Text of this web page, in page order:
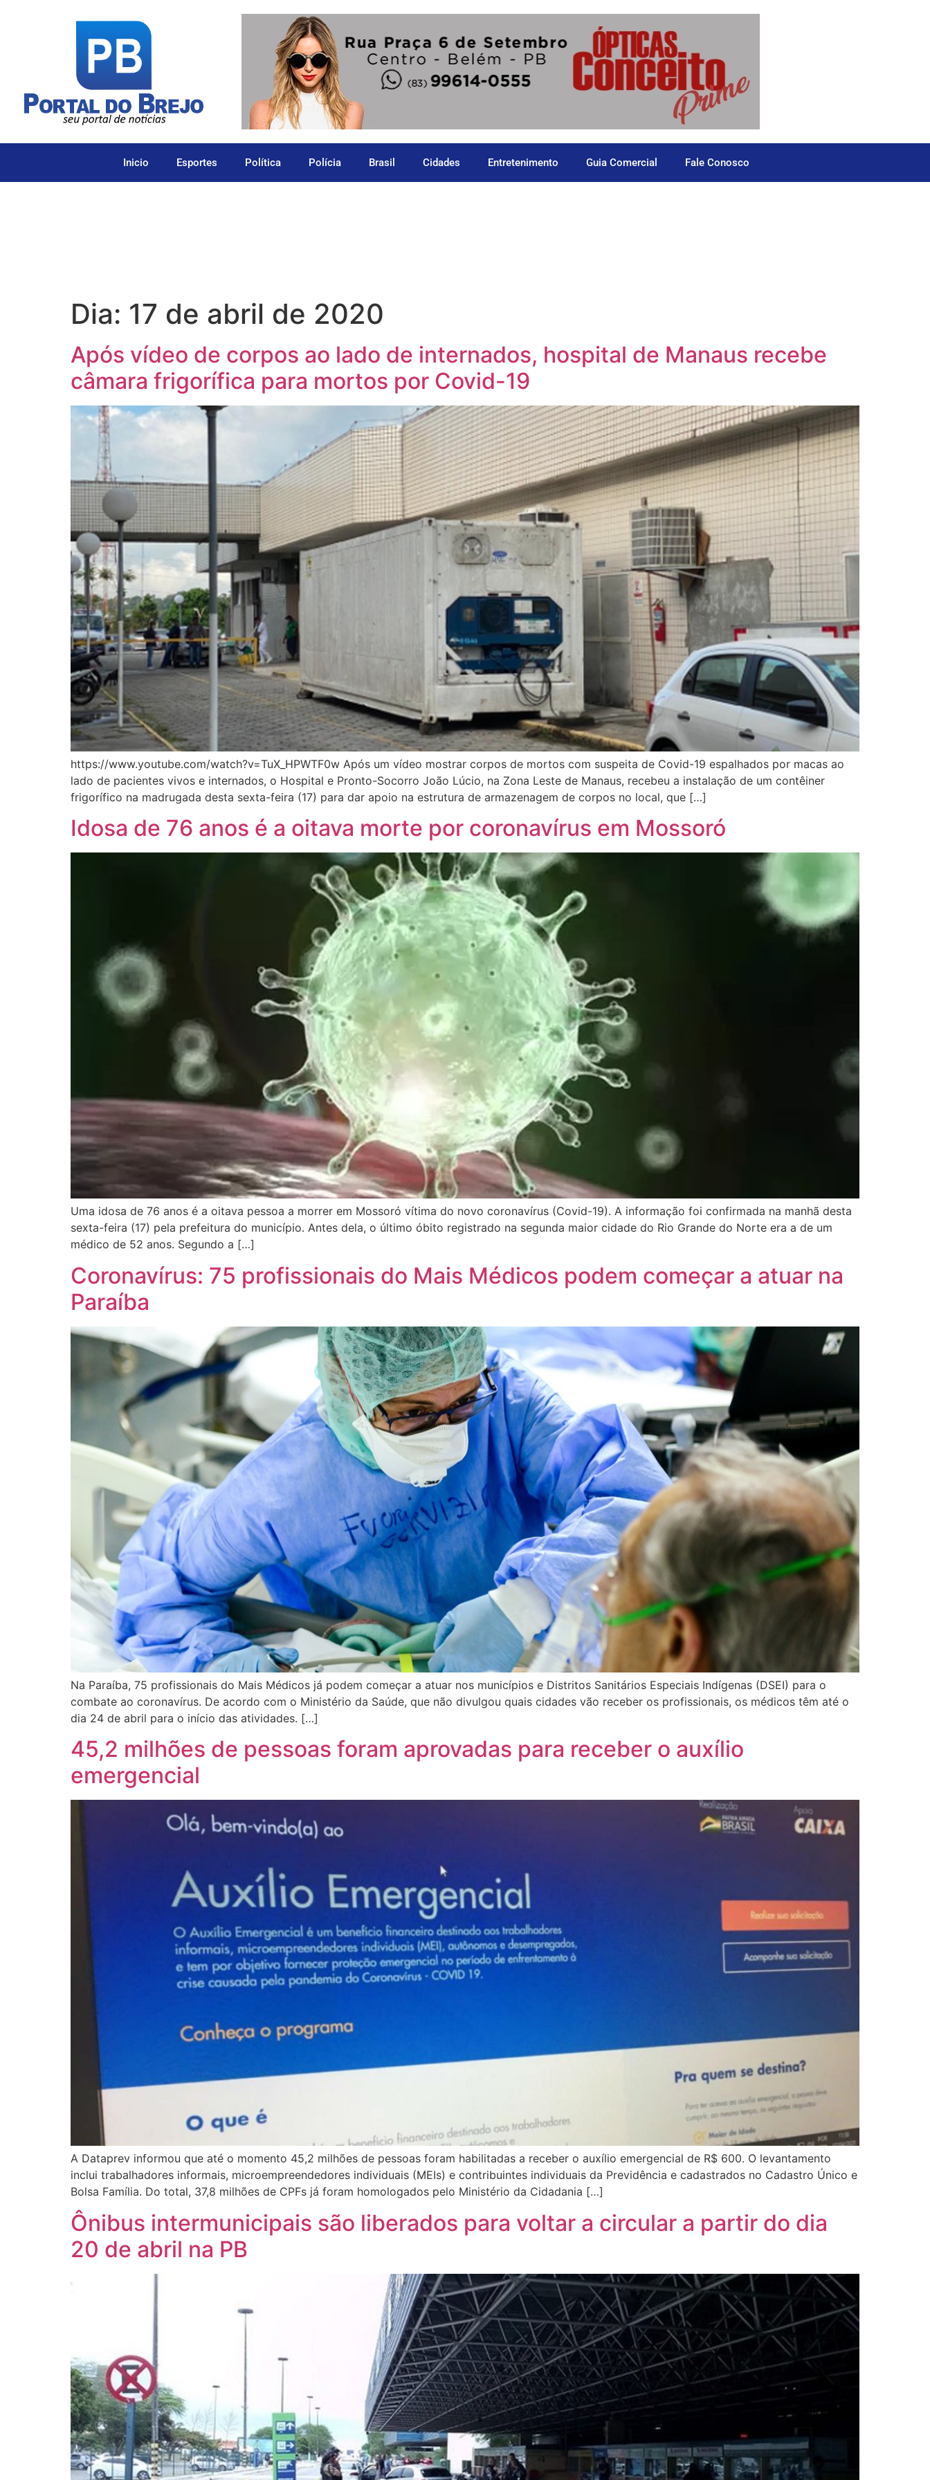
Inicio Esportes Política Polícia Brasil Cidades Entretenimento Guia Comercial Fale Conosco
Dia: 17 de abril de 2020
Após vídeo de corpos ao lado de internados, hospital de Manaus recebe
câmara frigorífica para mortos por Covid-19
https://www.youtube.com/watch?v=TuX_HPWTF0w Após um vídeo mostrar corpos de mortos com suspeita de Covid-19 espalhados por macas ao
lado de pacientes vivos e internados, o Hospital e Pronto-Socorro João Lúcio, na Zona Leste de Manaus, recebeu a instalação de um contêiner
frigorífico na madrugada desta sexta-feira (17) para dar apoio na estrutura de armazenagem de corpos no local, que […]
Idosa de 76 anos é a oitava morte por coronavírus em Mossoró
Uma idosa de 76 anos é a oitava pessoa a morrer em Mossoró vítima do novo coronavírus (Covid-19). A informação foi confirmada na manhã desta
sexta-feira (17) pela prefeitura do município. Antes dela, o último óbito registrado na segunda maior cidade do Rio Grande do Norte era a de um
médico de 52 anos. Segundo a […]
Coronavírus: 75 profissionais do Mais Médicos podem começar a atuar na
Paraíba
Na Paraíba, 75 profissionais do Mais Médicos já podem começar a atuar nos municípios e Distritos Sanitários Especiais Indígenas (DSEI) para o
combate ao coronavírus. De acordo com o Ministério da Saúde, que não divulgou quais cidades vão receber os profissionais, os médicos têm até o
dia 24 de abril para o início das atividades. […]
45,2 milhões de pessoas foram aprovadas para receber o auxílio
emergencial
A Dataprev informou que até o momento 45,2 milhões de pessoas foram habilitadas a receber o auxílio emergencial de R$ 600. O levantamento
inclui trabalhadores informais, microempreendedores individuais (MEIs) e contribuintes individuais da Previdência e cadastrados no Cadastro Único e
Bolsa Família. Do total, 37,8 milhões de CPFs já foram homologados pelo Ministério da Cidadania […]
Ônibus intermunicipais são liberados para voltar a circular a partir do dia
20 de abril na PB